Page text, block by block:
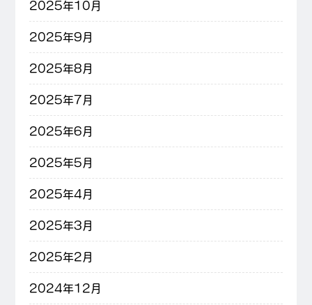
2025年10月
2025年9月
2025年8月
2025年7月
2025年6月
2025年5月
2025年4月
2025年3月
2025年2月
2024年12月